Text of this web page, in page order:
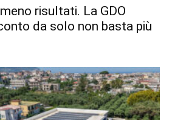
risultati. La GDO
da solo non basta più